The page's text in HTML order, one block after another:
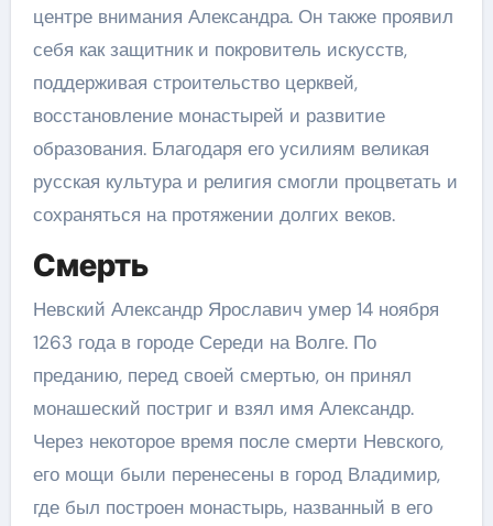
центре внимания Александра. Он также проявил
себя как защитник и покровитель искусств,
поддерживая строительство церквей,
восстановление монастырей и развитие
образования. Благодаря его усилиям великая
русская культура и религия смогли процветать и
сохраняться на протяжении долгих веков.
Смерть
Невский Александр Ярославич умер 14 ноября
1263 года в городе Середи на Волге. По
преданию, перед своей смертью, он принял
монашеский постриг и взял имя Александр.
Через некоторое время после смерти Невского,
его мощи были перенесены в город Владимир,
где был построен монастырь, названный в его